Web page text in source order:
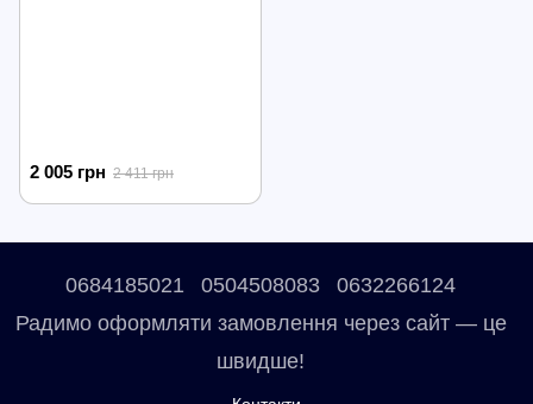
2 005 грн 2 411 грн
0684185021 0504508083
0632266124
Радимо оформляти замовлення через сайт — це
швидше!